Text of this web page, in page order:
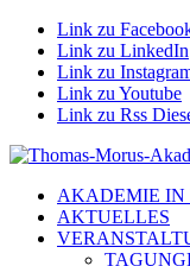
Link zu
Link zu LinkedIn
Link zu
Link zu Youtube
Link zu Rss
AKADEMIE IN
AKTUELLES